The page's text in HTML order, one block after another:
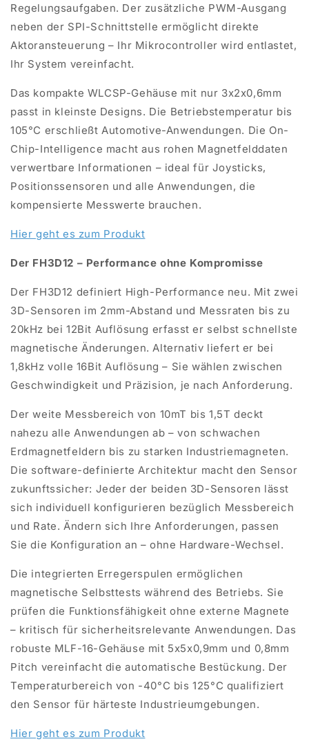
Regelungsaufgaben. Der zusätzliche PWM-Ausgang
neben der SPI-Schnittstelle ermöglicht direkte
Aktoransteuerung – Ihr Mikrocontroller wird entlastet,
Ihr System vereinfacht.
Das kompakte WLCSP-Gehäuse mit nur 3x2x0,6mm
passt in kleinste Designs. Die Betriebstemperatur bis
105°C erschließt Automotive-Anwendungen. Die On-
Chip-Intelligence macht aus rohen Magnetfelddaten
verwertbare Informationen – ideal für Joysticks,
Positionssensoren und alle Anwendungen, die
kompensierte Messwerte brauchen.
Hier geht es zum Produkt
Der FH3D12 – Performance ohne Kompromisse
Der FH3D12 definiert High-Performance neu. Mit zwei
3D-Sensoren im 2mm-Abstand und Messraten bis zu
20kHz bei 12Bit Auflösung erfasst er selbst schnellste
magnetische Änderungen. Alternativ liefert er bei
1,8kHz volle 16Bit Auflösung – Sie wählen zwischen
Geschwindigkeit und Präzision, je nach Anforderung.
Der weite Messbereich von 10mT bis 1,5T deckt
nahezu alle Anwendungen ab – von schwachen
Erdmagnetfeldern bis zu starken Industriemagneten.
Die software-definierte Architektur macht den Sensor
zukunftssicher: Jeder der beiden 3D-Sensoren lässt
sich individuell konfigurieren bezüglich Messbereich
und Rate. Ändern sich Ihre Anforderungen, passen
Sie die Konfiguration an – ohne Hardware-Wechsel.
Die integrierten Erregerspulen ermöglichen
magnetische Selbsttests während des Betriebs. Sie
prüfen die Funktionsfähigkeit ohne externe Magnete
– kritisch für sicherheitsrelevante Anwendungen. Das
robuste MLF-16-Gehäuse mit 5x5x0,9mm und 0,8mm
Pitch vereinfacht die automatische Bestückung. Der
Temperaturbereich von -40°C bis 125°C qualifiziert
den Sensor für härteste Industrieumgebungen.
Hier geht es zum Produkt